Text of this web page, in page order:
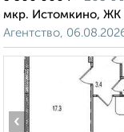
мкр. Истомкино,
Агентство,
‹